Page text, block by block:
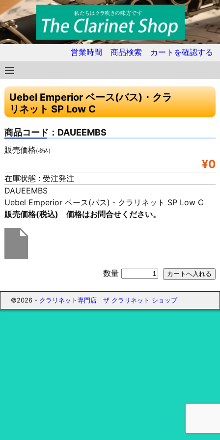
営業時間 商品検索 カートを確認する
Uebel Emperior ベース(バス)・クラ
リネット SP Low C
商品コード：DAUEEMBS
販売価格(税込)
¥0
在庫状態 : 受注発注
DAUEEMBS
Uebel Emperior ベース(バス)・クラリネット SP Low C
販売価格(税込) 価格はお問合せください。
数量
©2026 - クラリネット専門店 ザ クラリネット ショップ